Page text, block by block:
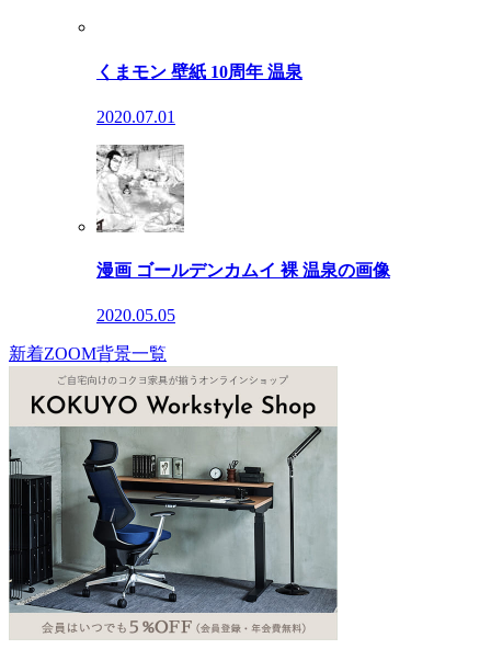
くまモン 壁紙 10周年 温泉
2020.07.01
漫画 ゴールデンカムイ 裸 温泉の画像
2020.05.05
新着ZOOM背景一覧